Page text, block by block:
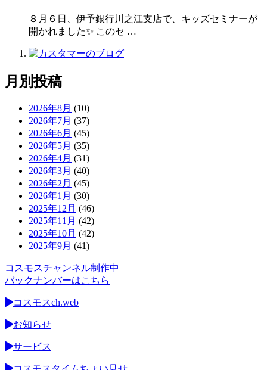
８月６日、伊予銀行川之江支店で、キッズセミナーが
開かれました✨ このセ …
月別投稿
2026年8月 (10)
2026年7月 (37)
2026年6月 (45)
2026年5月 (35)
2026年4月 (31)
2026年3月 (40)
2026年2月 (45)
2026年1月 (30)
2025年12月 (46)
2025年11月 (42)
2025年10月 (42)
2025年9月 (41)
コスモスチャンネル制作中
バックナンバーはこちら
コスモスch.web
お知らせ
サービス